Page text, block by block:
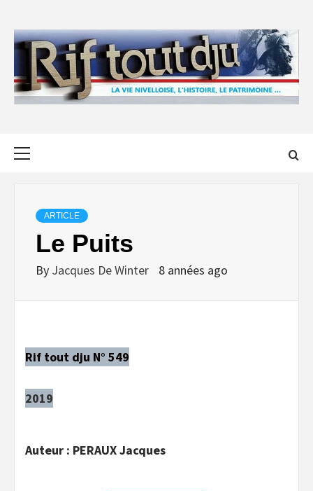
content
ARTICLE
Le Puits
By Jacques De Winter 8 années ago
Rif tout dju N° 549
2019
Auteur : PERAUX Jacques